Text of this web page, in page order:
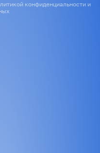
конфиденциальности и